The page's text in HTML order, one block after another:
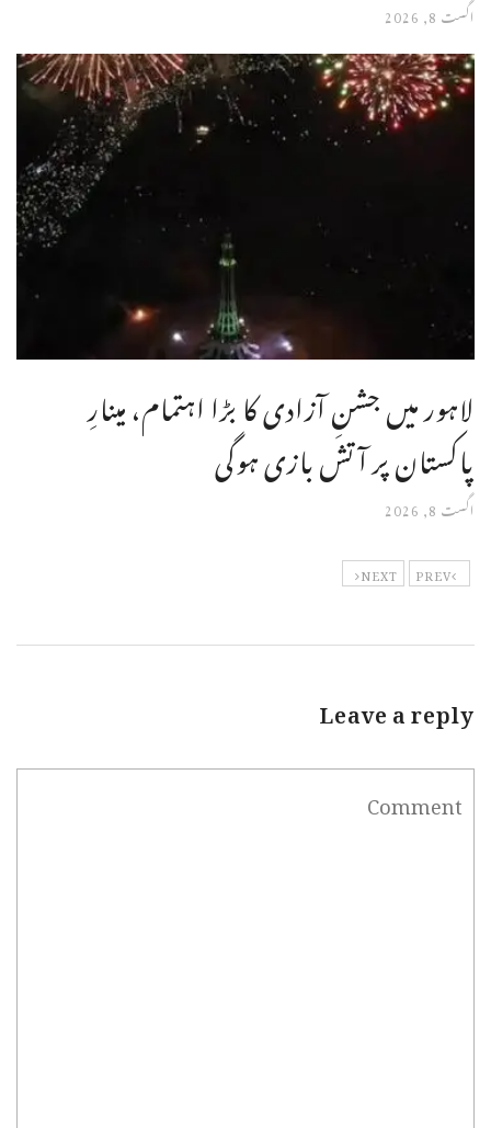
اگست 8, 2026
لاہور میں جشنِ آزادی کا بڑا اہتمام، مینارِ
پاکستان پر آتش بازی ہوگی
اگست 8, 2026
PREV
NEXT
Leave a reply